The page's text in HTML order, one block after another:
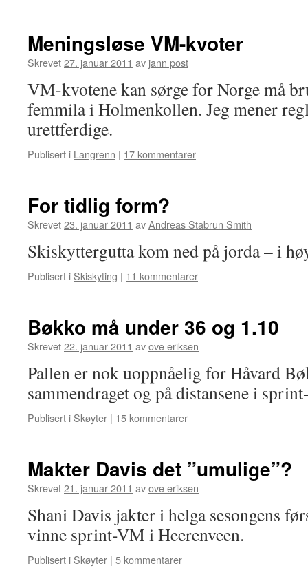
Meningsløse VM-kvoter
Skrevet27. januar 2011 av jann post
VM-kvotene kan sørge for Norge må
femmila i Holmenkollen. Jeg mener
urettferdige.
Publisert i Langrenn | 17 kommentarer
For tidlig form?
Skrevet23. januar 2011 avAndreas Stabrun Smith
Skiskyttergutta kom ned på jorda – i
Publisert i Skiskyting | 11 kommentarer
Bøkko må under 36 og 1.10
Skrevet22. januar 2011 avove eriksen
Pallen er nok uoppnåelig for Håvard
sammendraget og på distansene i
Publisert i Skøyter | 15 kommentarer
Makter Davis det ”umulige”?
Skrevet21. januar 2011 avove eriksen
Shani Davis jakter i helga sesongens
vinne sprint-VM i Heerenveen.
Publisert i Skøyter | 5 kommentarer